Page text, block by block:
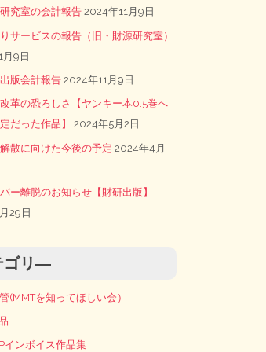
研究室の会計報告 2024年11月9日
サービスの報告（旧・財源研究室）
月9日
版会計報告 2024年11月9日
革の恐ろしさ【ヤンキー本0.5巻へ
だった作品】
2024年5月2日
散に向けた今後の予定 2024年4月
ー離脱のお知らせ【財研出版】
29日
ゴリ―
(MMTを知ってほしい会）
インボイス作品集